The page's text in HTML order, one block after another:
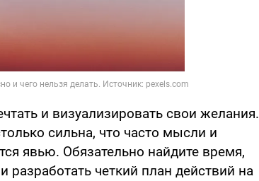
и визуализировать свои желания.
сильна, что часто мысли и
явью. Обязательно найдите время,
четкий план действий на